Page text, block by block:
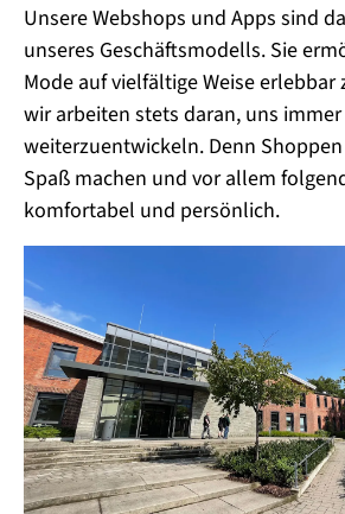
Unsere Webshops und Apps sind
unseres Geschäftsmodells. Sie
Mode auf vielfältige Weise erlebbar
wir arbeiten stets daran, uns immer
weiterzuentwickeln. Denn
Spaß machen und vor allem
komfortabel und persönlich.